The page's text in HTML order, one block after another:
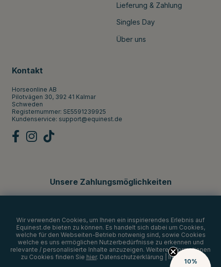
Lieferung & Zahlung
Singles Day
Über uns
Kontakt
Horseonline AB
Pilotvägen 30, 392 41 Kalmar
Schweden
Registernummer: SE5591239925
Kundenservice: support@equinest.de
Unsere Zahlungsmöglichkeiten
Wir verwenden Cookies, um Ihnen ein inspirierendes Erlebnis auf
Equinest.de bieten zu können. Es handelt sich dabei um Cookies,
welche für den Webseiten-Betrieb notwenig sind, sowie Cookies
welche es uns ermöglichen Nutzerbedürfnisse zu erkennen und
relevante / personalisierte Inhalte anzuzeigen. Weitere Informationen
zu Cookies finden Sie hier. Datenschutzerklärung Impressum
10%